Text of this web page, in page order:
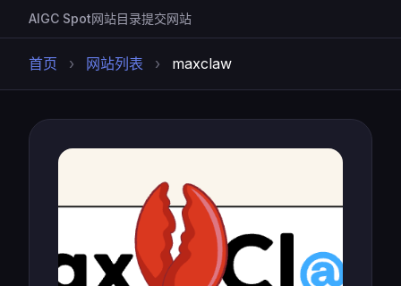
AIGC Spot网站目录提交网站
首页 › 网站列表 › maxclaw